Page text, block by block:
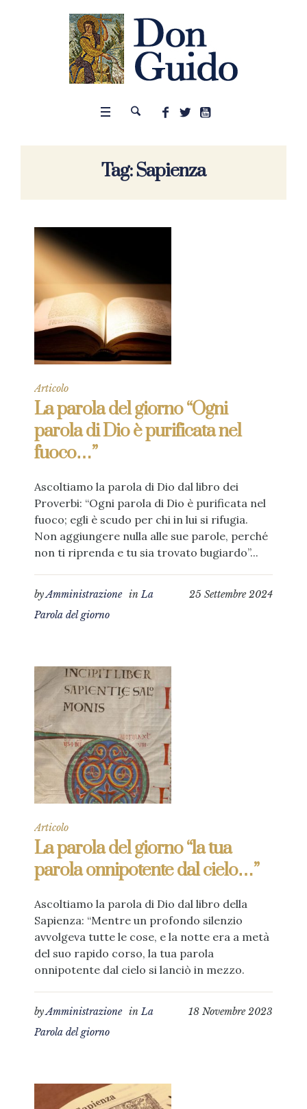
Tag:Sapienza
Articolo
La parola del giorno “Ogni
parola di Dio è purificata nel
fuoco…”
Ascoltiamo la parola di Dio dal libro dei
Proverbi: “Ogni parola di Dio è purificata nel
fuoco; egli è scudo per chi in lui si rifugia.
Non aggiungere nulla alle sue parole, perché
non ti riprenda e tu sia trovato bugiardo”...
25 Settembre 2024
byAmministrazione inLa
Parola del giorno
Articolo
La parola del giorno “la tua
parola onnipotente dal cielo…”
Ascoltiamo la parola di Dio dal libro della
Sapienza: “Mentre un profondo silenzio
avvolgeva tutte le cose, e la notte era a metà
del suo rapido corso, la tua parola
onnipotente dal cielo si lanciò in mezzo.
18 Novembre 2023
byAmministrazione inLa
Parola del giorno